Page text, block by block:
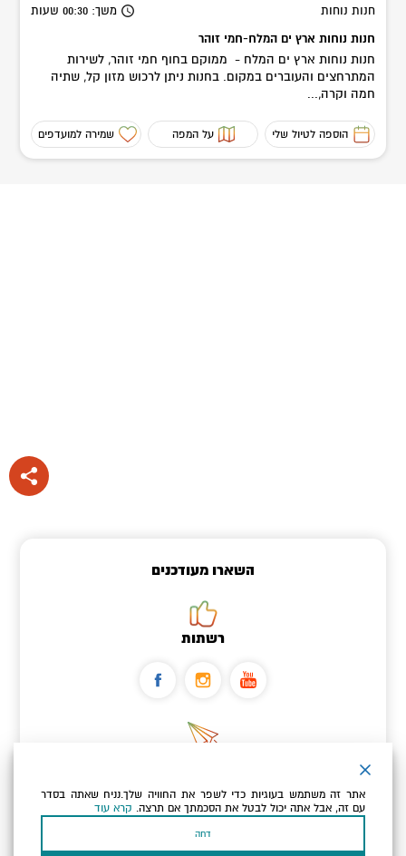
חנות נוחות משך: 00:30 שעות
חנות נוחות ארץ ים המלח-חמי זוהר
חנות נוחות ארץ ים המלח - ממוקם בחוף חמי זוהר, לשירות
המתרחצים והעוברים במקום. בחנות ניתן לרכוש מזון קל, שתיה
חמה וקרה,...
הוספה לטיול שלי על המפה שמירה למועדפים
השארו מעודכנים
רשתות
כתובת הדוא"ל שלך
אני מאשר/ת שקראתי ומסכים/הלמדיניות הפרטיות ולמדיניות
אתר זה משתמש בעוגיות כדי לשפר את החוויה שלך.נניח שאתה בסדר
עם זה, אבל אתה יכול לבטל את הסכמתך אם תרצה. קרא עוד
דחה